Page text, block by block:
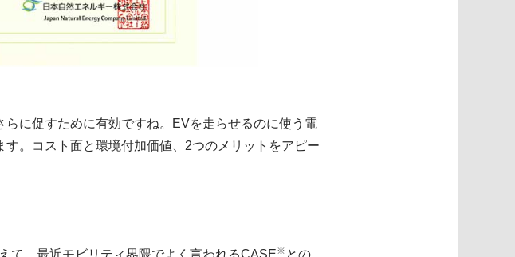
に促すために有効ですね。EVを走らせるのに使う電
。コスト面と環境付加価値、2つのメリットをアピー
て、最近モビリティ界隈でよく言われるCASE※ との